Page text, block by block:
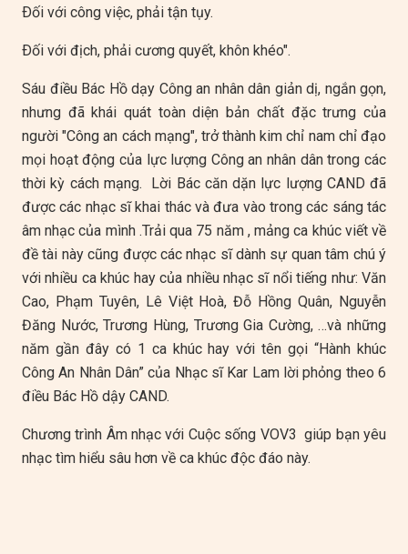
Ðối với công việc, phải tận tụy.
Ðối với địch, phải cương quyết, khôn khéo".
Sáu điều Bác Hồ dạy Công an nhân dân giản dị, ngắn gọn,
nhưng đã khái quát toàn diện bản chất đặc trưng của
người "Công an cách mạng", trở thành kim chỉ nam chỉ đạo
mọi hoạt động của lực lượng Công an nhân dân trong các
thời kỳ cách mạng. Lời Bác căn dặn lực lượng CAND đã
được các nhạc sĩ khai thác và đưa vào trong các sáng tác
âm nhạc của mình .Trải qua 75 năm , mảng ca khúc viết về
đề tài này cũng được các nhạc sĩ dành sự quan tâm chú ý
với nhiều ca khúc hay của nhiều nhạc sĩ nổi tiếng như: Văn
Cao, Phạm Tuyên, Lê Việt Hoà, Đỗ Hồng Quân, Nguyễn
Đăng Nước, Trương Hùng, Trương Gia Cường, …và những
năm gần đây có 1 ca khúc hay với tên gọi “Hành khúc
Công An Nhân Dân” của Nhạc sĩ Kar Lam lời phỏng theo 6
điều Bác Hồ dậy CAND.
Chương trình Âm nhạc với Cuộc sống VOV3 giúp bạn yêu
nhạc tìm hiểu sâu hơn về ca khúc độc đáo này.